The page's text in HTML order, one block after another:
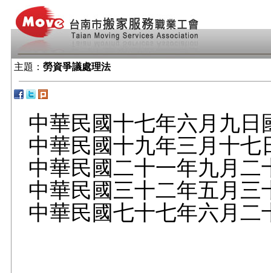
主題： 勞資爭議處理法
中華民國十七年六月九日
中華民國十九年三月十七
中華民國二十一年九月二
中華民國三十二年五月三
中華民國七十七年六月